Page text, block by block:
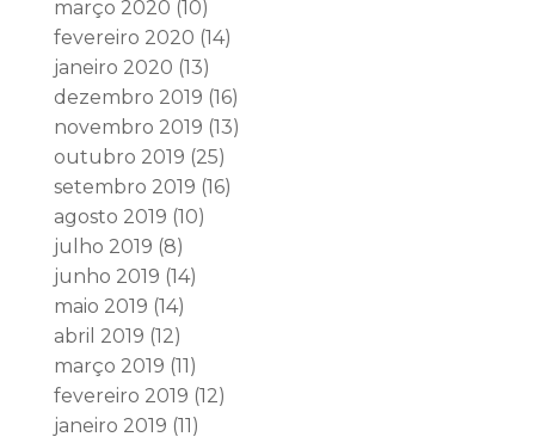
março 2020 (10)
fevereiro 2020 (14)
janeiro 2020 (13)
dezembro 2019 (16)
novembro 2019 (13)
outubro 2019 (25)
setembro 2019 (16)
agosto 2019 (10)
julho 2019 (8)
junho 2019 (14)
maio 2019 (14)
abril 2019 (12)
março 2019 (11)
fevereiro 2019 (12)
janeiro 2019 (11)